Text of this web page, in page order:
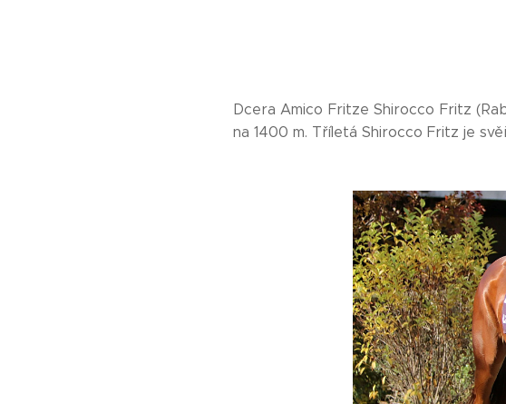
Dcera Amico Fritze Shirocco Fritz
na 1400 m. Tříletá Shirocco Fritz je